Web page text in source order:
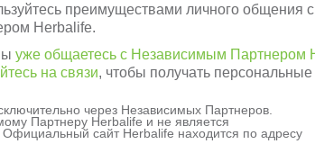
преимуществами личного общения
Herbalife.
уже общаетесь с Независимым Партнером
на связи, чтобы получать персональные
через Независимых Партнеров.
Партнеру Herbalife и не является
сайт Herbalife находится по адресу